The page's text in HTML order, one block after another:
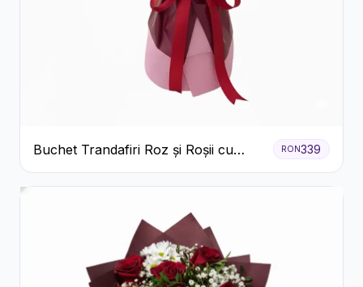
Buchet Trandafiri Roz și Roșii cu
Eucalipt și Gypsophila
RON339